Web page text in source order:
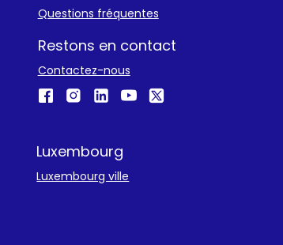
Questions fréquentes
Restons en contact
Contactez-nous
Luxembourg
Luxembourg ville